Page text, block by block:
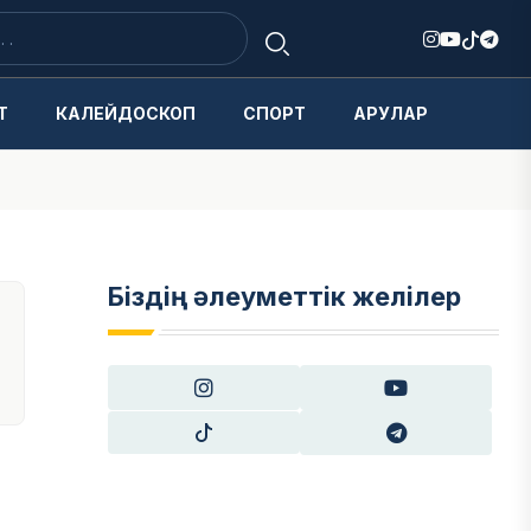
КАЛЕЙДОСКОП СПОРТ АРУЛАР
Біздің әлеуметтік желілер